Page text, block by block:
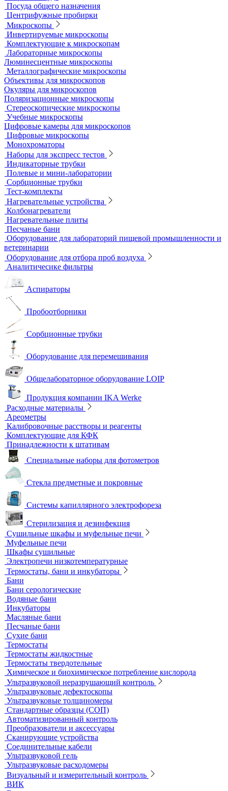
Мельницы лабораторные
Оборудование для дробления и измельчения
Жидкостные термостаты и криостаты
Лабораторная посуда
Воронки делительные
Колбы
Мерная посуда
Посуда общего назначения
Центрифужные пробирки
Микроскопы
Инвертируемые микроскопы
Комплектующие к микроскопам
Лабораторные микроскопы
Люминесцентные микроскопы
Металлографические микроскопы
Объективы для микроскопов
Окуляры для микроскопов
Поляризационные микроскопы
Стереоскопические микроскопы
Учебные микроскопы
Цифровые камеры для микроскопов
Цифровые микроскопы
Монохроматоры
Наборы для экспресс тестов
Индикаторные трубки
Полевые и мини-лаборатории
Сорбционные трубки
Тест-комплекты
Нагревательные устройства
Колбонагреватели
Нагревательные плиты
Песчаные бани
Оборудование для лабораторий пищевой промышленности и
ветеринарии
Оборудование для отбора проб воздуха
Аналитичесике фильтры
Аспираторы
Пробоотборники
Сорбционные трубки
Оборудование для перемешивания
Общелабораторное оборудование LOIP
Продукция компании IKA Werke
Расходные материалы
Ареометры
Калибровочные расстворы и реагенты
Комплектующие для КФК
Принадлежности к штативам
Специальные наборы для фотометров
Стекла предметные и покровные
Системы капиллярного электрофореза
Стерилизация и дезинфекция
Сушильные шкафы и муфельные печи
Муфельные печи
Шкафы сушильные
Электропечи низкотемпературные
Термостаты, бани и инкубаторы
Бани
Бани серологические
Водяные бани
Инкубаторы
Масляные бани
Песчаные бани
Сухие бани
Термостаты
Термостаты жидкостные
Термостаты твердотельные
Химическое и биохимическое потребление кислорода
Ультразвуковой неразрушающий контроль
Ультразвуковые дефектоскопы
Ультразвуковые толщиномеры
Стандартные образцы (СОП)
Автоматизированный контроль